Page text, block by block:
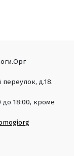
д.18.
до 18:00, кроме